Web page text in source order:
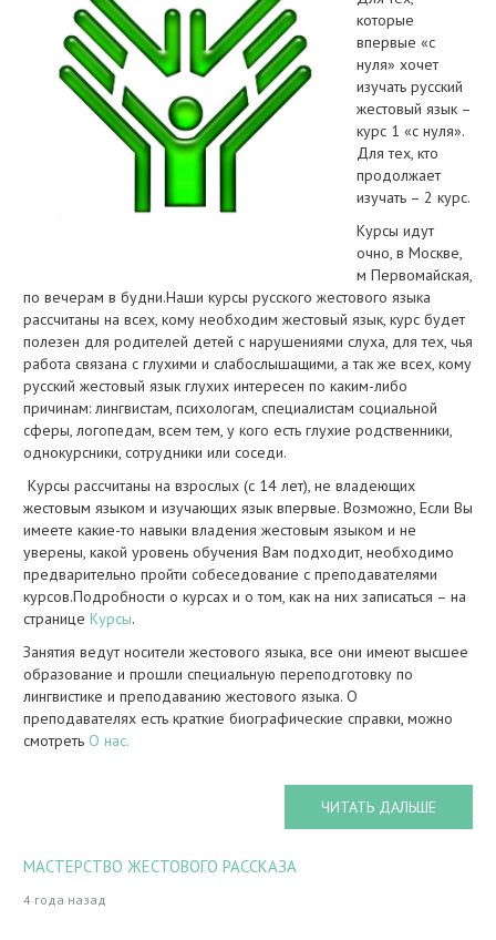
которые
впервые «с
нуля» хочет
изучать русский
жестовый язык –
курс 1 «с нуля».
Для тех, кто
продолжает
изучать – 2 курс.
Курсы идут
очно, в Москве,
м Первомайская,
по вечерам в будни.Наши курсы русского жестового языка
рассчитаны на всех, кому необходим жестовый язык, курс будет
полезен для родителей детей с нарушениями слуха, для тех, чья
работа связана с глухими и слабослышащими, а так же всех, кому
русский жестовый язык глухих интересен по каким-либо
причинам: лингвистам, психологам, специалистам социальной
сферы, логопедам, всем тем, у кого есть глухие родственники,
однокурсники, сотрудники или соседи.
Курсы рассчитаны на взрослых (с 14 лет), не владеющих
жестовым языком и изучающих язык впервые. Возможно, Если Вы
имеете какие-то навыки владения жестовым языком и не
уверены, какой уровень обучения Вам подходит, необходимо
предварительно пройти собеседование с преподавателями
курсов.Подробности о курсах и о том, как на них записаться – на
странице Курсы.
Занятия ведут носители жестового языка, все они имеют высшее
образование и прошли специальную переподготовку по
лингвистике и преподаванию жестового языка. О
преподавателях есть краткие биографические справки, можно
смотреть О нас.
ЧИТАТЬ ДАЛЬШЕ
МАСТЕРСТВО ЖЕСТОВОГО РАССКАЗА
4 года назад